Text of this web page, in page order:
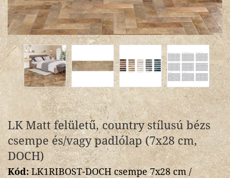
LK Matt felületű, country stílusú bézs
csempe és/vagy padlólap (7x28 cm,
DOCH)
Kód:LK1RIBOST-DOCH csempe 7x28 cm /